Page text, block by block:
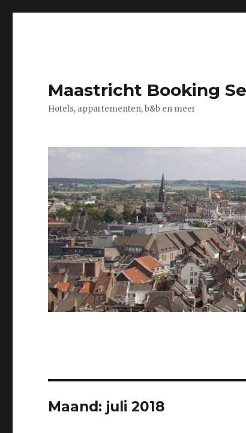
Maastricht Booking
Hotels, appartementen, b&b en meer
Maand: juli 2018